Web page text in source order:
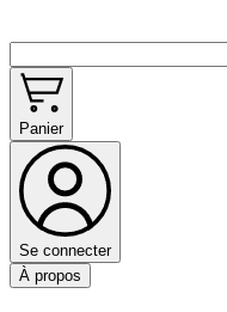
Panier
Se connecter
À propos